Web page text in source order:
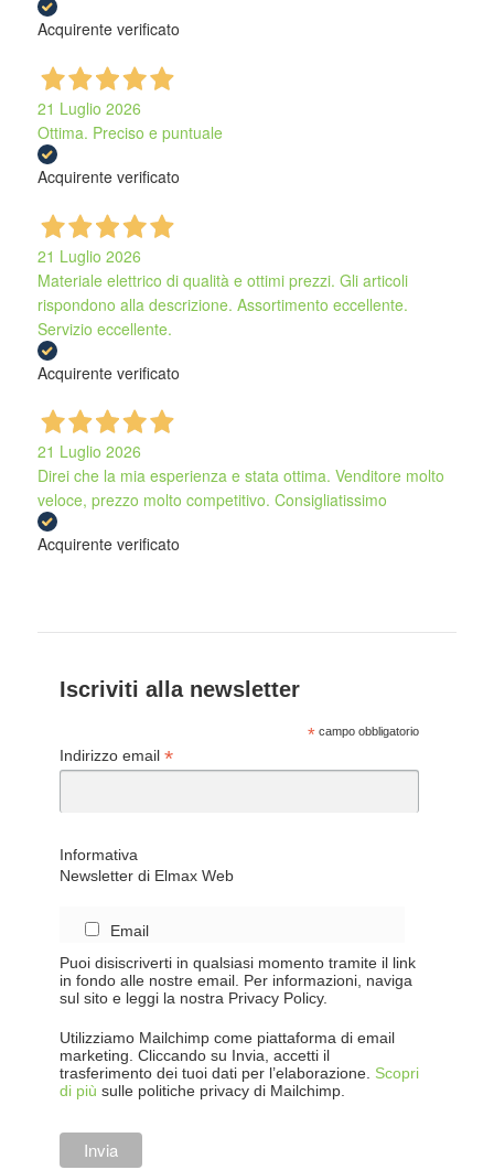
Acquirente verificato
21 Luglio 2026
Ottima. Preciso e puntuale
Acquirente verificato
21 Luglio 2026
Materiale elettrico di qualità e ottimi prezzi. Gli articoli
rispondono alla descrizione. Assortimento eccellente.
Servizio eccellente.
Acquirente verificato
21 Luglio 2026
Direi che la mia esperienza e stata ottima. Venditore molto
veloce, prezzo molto competitivo. Consigliatissimo
Acquirente verificato
Iscriviti alla newsletter
* campo obbligatorio
Indirizzo email *
Informativa
Newsletter di Elmax Web
Email
Puoi disiscriverti in qualsiasi momento tramite il link
in fondo alle nostre email. Per informazioni, naviga
sul sito e leggi la nostra Privacy Policy.
Utilizziamo Mailchimp come piattaforma di email
marketing. Cliccando su Invia, accetti il
trasferimento dei tuoi dati per l’elaborazione. Scopri
di più sulle politiche privacy di Mailchimp.